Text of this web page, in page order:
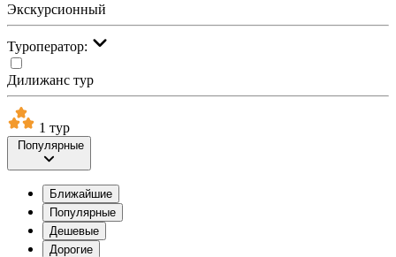
Экскурсионный
Туроператор:
Дилижанс тур
1 тур
Популярные
Ближайшие
Популярные
Дешевые
Дорогие